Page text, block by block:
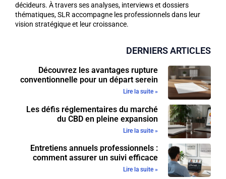
décideurs. À travers ses analyses, interviews et dossiers
thématiques, SLR accompagne les professionnels dans leur
vision stratégique et leur croissance.
DERNIERS ARTICLES
Découvrez les avantages rupture
conventionnelle pour un départ serein
Lire la suite »
Les défis réglementaires du marché
du CBD en pleine expansion
Lire la suite »
Entretiens annuels professionnels :
comment assurer un suivi efficace
Lire la suite »